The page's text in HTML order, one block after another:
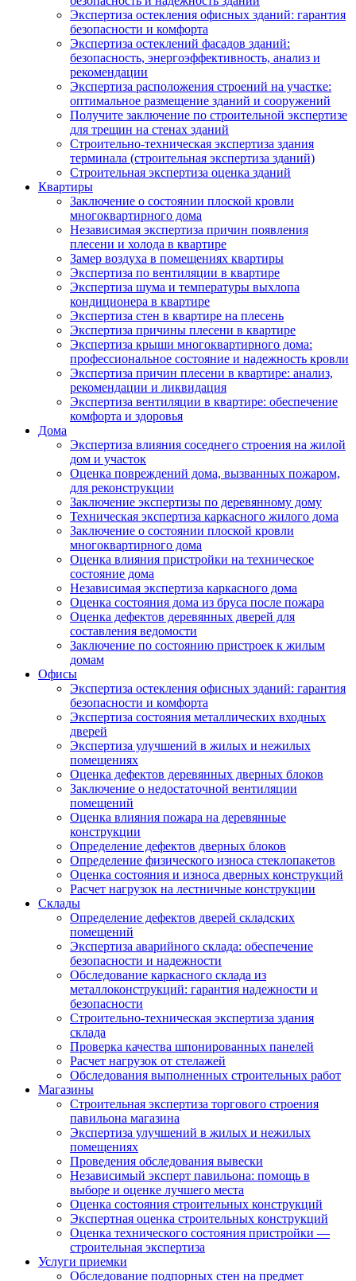
Экспертиза остекления офисных зданий: гарантия
безопасности и комфорта
Экспертиза остеклений фасадов зданий:
безопасность, энергоэффективность, анализ и
рекомендации
Экспертиза расположения строений на участке:
оптимальное размещение зданий и сооружений
Получите заключение по строительной экспертизе
для трещин на стенах зданий
Строительно-техническая экспертиза здания
терминала (строительная экспертиза зданий)
Строительная экспертиза оценка зданий
Квартиры
Заключение о состоянии плоской кровли
многоквартирного дома
Независимая экспертиза причин появления
плесени и холода в квартире
Замер воздуха в помещениях квартиры
Экспертиза по вентиляции в квартире
Экспертиза шума и температуры выхлопа
кондиционера в квартире
Экспертиза стен в квартире на плесень
Экспертиза причины плесени в квартире
Экспертиза крыши многоквартирного дома:
профессиональное состояние и надежность кровли
Экспертиза причин плесени в квартире: анализ,
рекомендации и ликвидация
Экспертиза вентиляции в квартире: обеспечение
комфорта и здоровья
Дома
Экспертиза влияния соседнего строения на жилой
дом и участок
Оценка повреждений дома, вызванных пожаром,
для реконструкции
Заключение экспертизы по деревянному дому
Техническая экспертиза каркасного жилого дома
Заключение о состоянии плоской кровли
многоквартирного дома
Оценка влияния пристройки на техническое
состояние дома
Независимая экспертиза каркасного дома
Оценка состояния дома из бруса после пожара
Оценка дефектов деревянных дверей для
составления ведомости
Заключение по состоянию пристроек к жилым
домам
Офисы
Экспертиза остекления офисных зданий: гарантия
безопасности и комфорта
Экспертиза состояния металлических входных
дверей
Экспертиза улучшений в жилых и нежилых
помещениях
Оценка дефектов деревянных дверных блоков
Заключение о недостаточной вентиляции
помещений
Оценка влияния пожара на деревянные
конструкции
Определение дефектов дверных блоков
Определение физического износа стеклопакетов
Оценка состояния и износа дверных конструкций
Расчет нагрузок на лестничные конструкции
Склады
Определение дефектов дверей складских
помещений
Экспертиза аварийного склада: обеспечение
безопасности и надежности
Обследование каркасного склада из
металлоконструкций: гарантия надежности и
безопасности
Строительно-техническая экспертиза здания
склада
Проверка качества шпонированных панелей
Расчет нагрузок от стелажей
Обследования выполненных строительных работ
Магазины
Строительная экспертиза торгового строения
павильона магазина
Экспертиза улучшений в жилых и нежилых
помещениях
Проведения обследования вывески
Независимый эксперт павильона: помощь в
выборе и оценке лучшего места
Оценка состояния строительных конструкций
Экспертная оценка строительных конструкций
Оценка технического состояния пристройки —
строительная экспертиза
Услуги приемки
Обследование подпорных стен на предмет